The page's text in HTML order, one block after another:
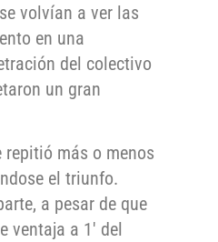
volvían a ver las
en una
del colectivo
un gran
repitió más o menos
el triunfo.
a pesar de que
ventaja a 1′ del